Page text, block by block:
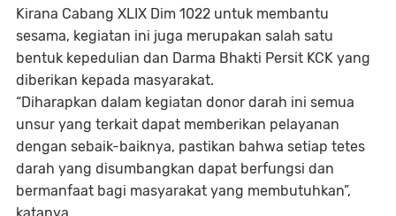
Kirana Cabang XLIX Dim 1022 untuk membantu
sesama, kegiatan ini juga merupakan salah satu
bentuk kepedulian dan Darma Bhakti Persit KCK yang
diberikan kepada masyarakat.
“Diharapkan dalam kegiatan donor darah ini semua
unsur yang terkait dapat memberikan pelayanan
dengan sebaik-baiknya, pastikan bahwa setiap tetes
darah yang disumbangkan dapat berfungsi dan
bermanfaat bagi masyarakat yang membutuhkan”,